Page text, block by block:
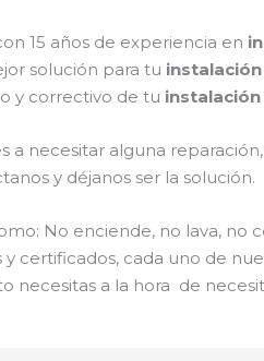
15 años de experiencia en
solución para tu
y correctivo de tu
necesitar alguna
y déjanos ser la solución.
No enciende, no lava, no
certificados, cada uno de
necesitas a la hora de